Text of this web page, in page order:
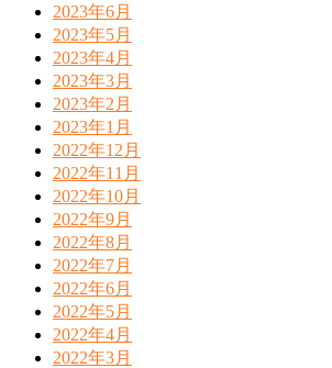
2023年6月
2023年5月
2023年4月
2023年3月
2023年2月
2023年1月
2022年12月
2022年11月
2022年10月
2022年9月
2022年8月
2022年7月
2022年6月
2022年5月
2022年4月
2022年3月